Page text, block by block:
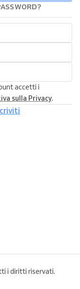
accetti i
sulla Privacy.
i diritti riservati.